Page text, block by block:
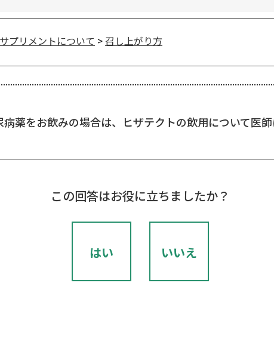
サプリメントについて > 召し上がり方
薬をお飲みの場合は、ヒザテクトの飲用について医師
この回答はお役に立ちましたか？
はい いいえ